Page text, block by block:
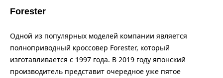
Forester
Одной из популярных моделей компании является
полноприводный кроссовер Forester, который
изготавливается с 1997 года. В 2019 году японский
производитель представит очередное уже пятое